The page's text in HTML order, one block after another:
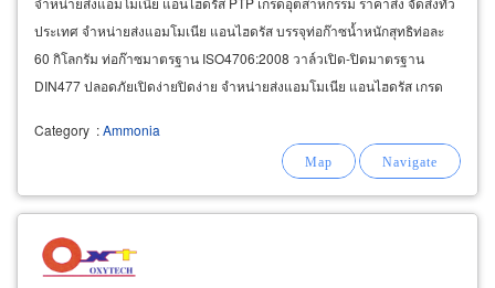
ประเทศ จำหน่ายส่งแอมโมเนีย แอนไฮดรัส บรรจุท่อก๊าซน้ำหนักสุทธิท่อละ
60 กิโลกรัม ท่อก๊าซมาตรฐาน ISO4706:2008 วาล์วเปิด-ปิดมาตรฐาน
DIN477 ปลอดภัยเปิดง่ายปิดง่าย จำหน่ายส่งแอมโมเนีย แอนไฮดรัส เกรด
Category :Ammonia